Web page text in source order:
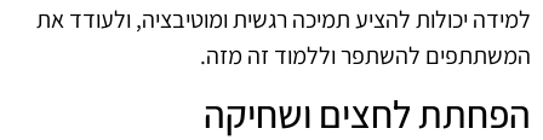
למידה יכולות להציע תמיכה רגשית ומוטיבציה, ולעודד את
המשתתפים להשתפר וללמוד זה מזה.
הפחתת לחצים ושחיקה